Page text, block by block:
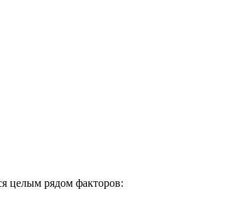
целым рядом факторов: